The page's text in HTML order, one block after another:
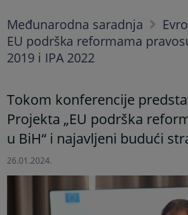
Međunarodna saradnja
EU podrška reformama
2019 i IPA 2022
Tokom konferencije
Projekta „EU podrška
u BiH“ i najavljeni budući
26.01.2024.